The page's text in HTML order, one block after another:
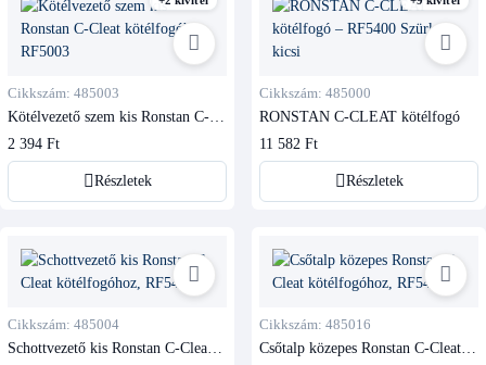
Cikkszám: 485003
Kötélvezető szem kis Ronstan C-
2 394 Ft
Részletek
Cikkszám: 485000
RONSTAN C-CLEAT kötélfogó
11 582 Ft
Részletek
Cikkszám: 485004
Schottvezető kis Ronstan C-Cleat
Cikkszám: 485016
Csőtalp közepes Ronstan C-Cleat